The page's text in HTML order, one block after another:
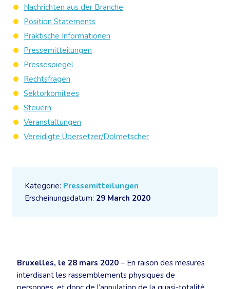
Kategorie: Pressemitteilungen
Erscheinungsdatum: 29 March 2020
Bruxelles, le 28 mars 2020 – En raison des mesures
interdisant les rassemblements physiques de
Nachrichten aus der Branche
Position Statements
Praktische Informationen
Pressemitteilungen
Pressespiegel
Rechtsfragen
Sektorkomitees
Steuern
Veranstaltungen
Vereidigte Übersetzer/Dolmetscher